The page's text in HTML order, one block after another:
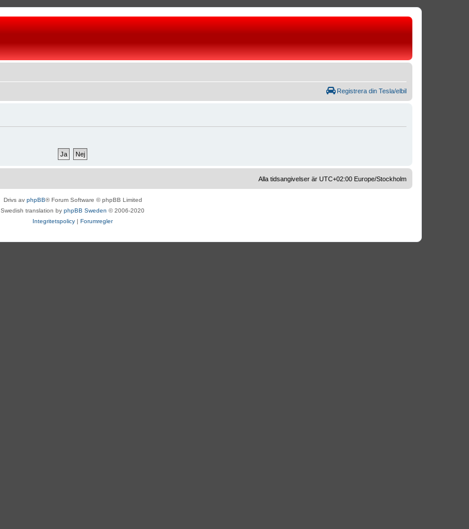
Registrera din Tesla/elbil
Alla tidsangivelser är UTC+02:00 Europe/Stockholm
Drivs av phpBB® Forum Software © phpBB Limited
Swedish translation by phpBB Sweden © 2006-2020
Integritetspolicy | Forumregler